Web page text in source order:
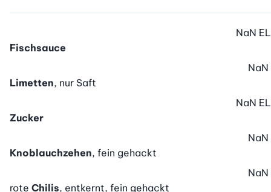
Fischsauce
NaN EL
Limetten, nur Saft
NaN
Zucker
NaN EL
Knoblauchzehen, fein gehackt
NaN
rote Chilis, entkernt, fein gehackt
NaN